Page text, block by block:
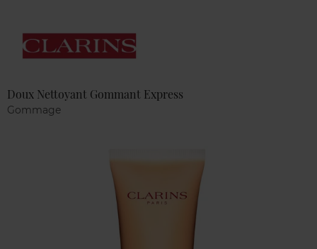
Doux Nettoyant Gommant Express
Gommage